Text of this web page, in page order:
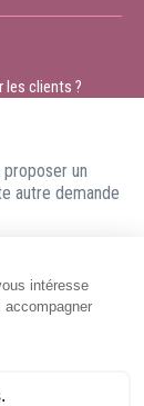
les clients ?
un
autre demande